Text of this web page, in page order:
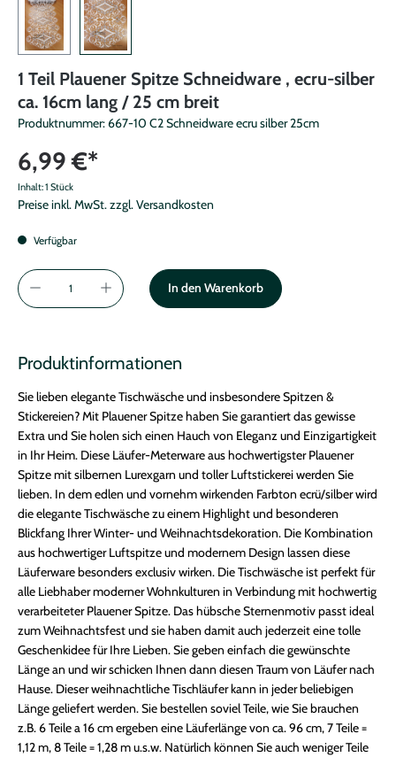
1 Teil Plauener Spitze Schneidware , ecru-silber
ca. 16cm lang / 25 cm breit
Produktnummer:667-10 C2 Schneidware ecru silber 25cm
6,99 €*
Inhalt:1 Stück
Preise inkl. MwSt. zzgl. Versandkosten
Verfügbar
In den Warenkorb
Produktinformationen
Sie lieben elegante Tischwäsche und insbesondere Spitzen &
Stickereien? Mit Plauener Spitze haben Sie garantiert das gewisse
Extra und Sie holen sich einen Hauch von Eleganz und Einzigartigkeit
in Ihr Heim. Diese Läufer-Meterware aus hochwertigster Plauener
Spitze mit silbernen Lurexgarn und toller Luftstickerei werden Sie
lieben. In dem edlen und vornehm wirkenden Farbton ecrü/silber wird
die elegante Tischwäsche zu einem Highlight und besonderen
Blickfang Ihrer Winter- und Weihnachtsdekoration. Die Kombination
aus hochwertiger Luftspitze und modernem Design lassen diese
Läuferware besonders exclusiv wirken. Die Tischwäsche ist perfekt für
alle Liebhaber moderner Wohnkulturen in Verbindung mit hochwertig
verarbeiteter Plauener Spitze. Das hübsche Sternenmotiv passt ideal
zum Weihnachtsfest und sie haben damit auch jederzeit eine tolle
Geschenkidee für Ihre Lieben. Sie geben einfach die gewünschte
Länge an und wir schicken Ihnen dann diesen Traum von Läufer nach
Hause. Dieser weihnachtliche Tischläufer kann in jeder beliebigen
Länge geliefert werden. Sie bestellen soviel Teile, wie Sie brauchen
z.B. 6 Teile a 16 cm ergeben eine Läuferlänge von ca. 96 cm, 7 Teile =
1,12 m, 8 Teile = 1,28 m u.s.w. Natürlich können Sie auch weniger Teile